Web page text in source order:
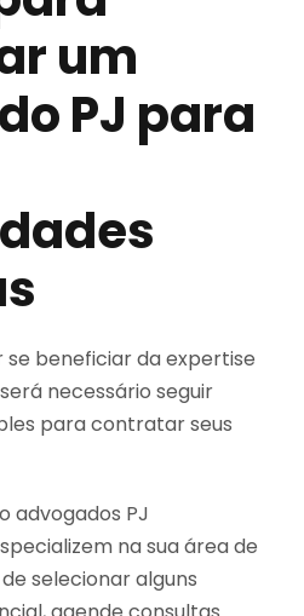
um
PJ para
beneficiar da expertise
necessário seguir
para contratar seus
advogados PJ
na sua área de
selecionar alguns